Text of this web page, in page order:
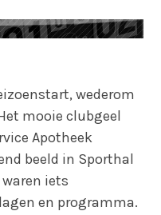
wederom
mooie clubgeel
Apotheek
beeld in Sporthal
iets
en programma.